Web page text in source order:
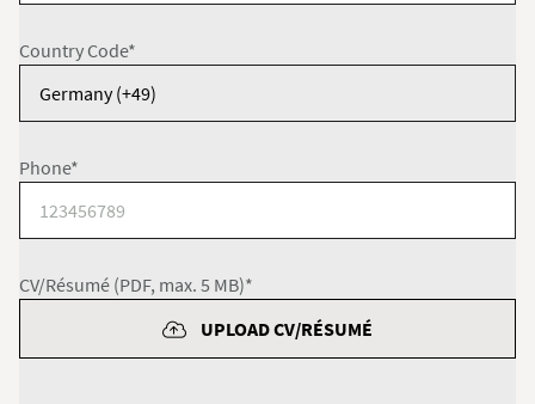
Country Code*
Phone*
CV/Résumé (PDF, max. 5 MB)*
UPLOAD CV/RÉSUMÉ